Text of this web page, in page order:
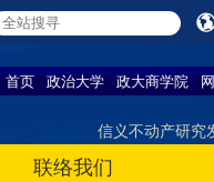
首页 政治大学 政大商学院
信义不动产研究
联络我们